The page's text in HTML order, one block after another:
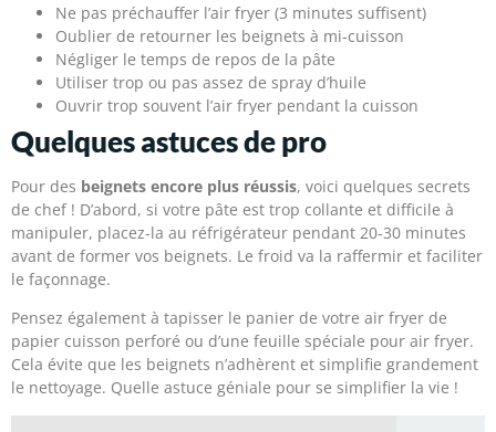
Ne pas préchauffer l’air fryer (3 minutes suffisent)
Oublier de retourner les beignets à mi-cuisson
Négliger le temps de repos de la pâte
Utiliser trop ou pas assez de spray d’huile
Ouvrir trop souvent l’air fryer pendant la cuisson
Quelques astuces de pro
Pour des beignets encore plus réussis, voici quelques secrets
de chef ! D’abord, si votre pâte est trop collante et difficile à
manipuler, placez-la au réfrigérateur pendant 20-30 minutes
avant de former vos beignets. Le froid va la raffermir et faciliter
le façonnage.
Pensez également à tapisser le panier de votre air fryer de
papier cuisson perforé ou d’une feuille spéciale pour air fryer.
Cela évite que les beignets n’adhèrent et simplifie grandement
le nettoyage. Quelle astuce géniale pour se simplifier la vie !